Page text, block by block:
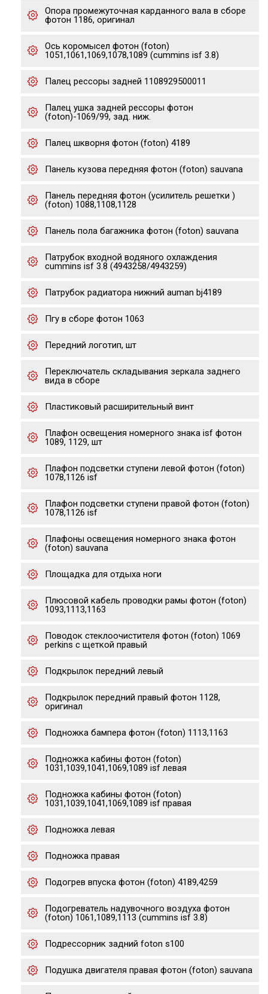
Опора промежуточная карданного вала в сборе
фотон 1186, оригинал
Ось коромысел фотон (foton)
1051,1061,1069,1078,1089 (cummins isf 3.8)
Палец рессоры задней 1108929500011
Палец ушка задней рессоры фотон
(foton)-1069/99, зад. ниж.
Палец шкворня фотон (foton) 4189
Панель кузова передняя фотон (foton) sauvana
Панель передняя фотон (усилитель решетки )
(foton) 1088,1108,1128
Панель пола багажника фотон (foton) sauvana
Патрубок входной водяного охлаждения
cummins isf 3.8 (4943258/4943259)
Патрубок радиатора нижний auman bj4189
Пгу в сборе фотон 1063
Передний логотип, шт
Переключатель складывания зеркала заднего
вида в сборе
Пластиковый расширительный винт
Плафон освещения номерного знака isf фотон
1089, 1129, шт
Плафон подсветки ступени левой фотон (foton)
1078,1126 isf
Плафон подсветки ступени правой фотон (foton)
1078,1126 isf
Плафоны освещения номерного знака фотон
(foton) sauvana
Площадка для отдыха ноги
Плюсовой кабель проводки рамы фотон (foton)
1093,1113,1163
Поводок стеклоочистителя фотон (foton) 1069
perkins с щеткой правый
Подкрылок передний левый
Подкрылок передний правый фотон 1128,
оригинал
Подножка бампера фотон (foton) 1113,1163
Подножка кабины фотон (foton)
1031,1039,1041,1069,1089 isf левая
Подножка кабины фотон (foton)
1031,1039,1041,1069,1089 isf правая
Подножка левая
Подножка правая
Подогрев впуска фотон (foton) 4189,4259
Подогреватель надувочного воздуха фотон
(foton) 1061,1089,1113 (cummins isf 3.8)
Подрессорник задний foton s100
Подушка двигателя правая фотон (foton) sauvana